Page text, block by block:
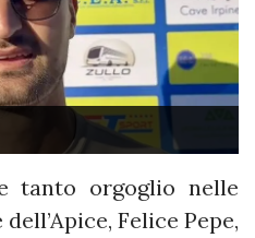
tanto orgoglio nelle
Felice Pepe,